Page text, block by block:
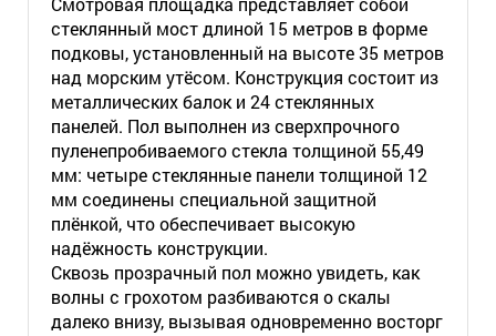
стеклянный мост длиной 15 метров в форме
подковы, установленный на высоте 35 метров
над морским утёсом. Конструкция состоит из
металлических балок и 24 стеклянных
панелей. Пол выполнен из сверхпрочного
пуленепробиваемого стекла толщиной 55,49
мм: четыре стеклянные панели толщиной 12
мм соединены специальной защитной
плёнкой, что обеспечивает высокую
надёжность конструкции.
Сквозь прозрачный пол можно увидеть, как
волны с грохотом разбиваются о скалы
далеко внизу, вызывая одновременно восторг